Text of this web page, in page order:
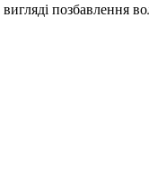
позбавлення